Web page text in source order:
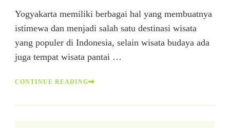
Yogyakarta memiliki berbagai hal yang membuatnya
istimewa dan menjadi salah satu destinasi wisata
yang populer di Indonesia, selain wisata budaya ada
juga tempat wisata pantai …
CONTINUE READING